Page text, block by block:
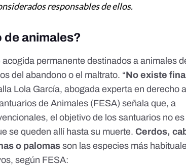
responsables de ellos.
de animales?
permanente destinados a animales
del abandono o el maltrato. “No existe
Lola García, abogada experta en derecho
de Animales (FESA) señala que, a
el objetivo de los santuarios no
se queden allí hasta su muerte.Cerdos,
o palomas son las especies más
según FESA: